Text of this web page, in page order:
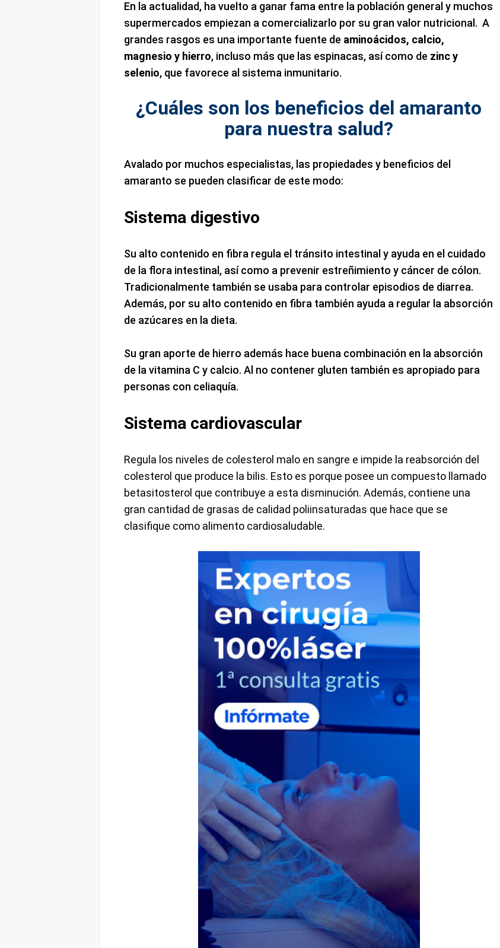
En la actualidad, ha vuelto a ganar fama entre la población general y muchos
supermercados empiezan a comercializarlo por su gran valor nutricional. A
grandes rasgos es una importante fuente de aminoácidos, calcio,
magnesio y hierro, incluso más que las espinacas, así como dezinc y
selenio, que favorece al sistema inmunitario.
¿Cuáles son los beneficios del amaranto
para nuestra salud?
Avalado por muchos especialistas, las propiedades y beneficios del
amaranto se pueden clasificar de este modo:
Sistema digestivo
Su alto contenido en fibra regula el tránsito intestinal y ayuda en el cuidado
de la flora intestinal, así como a prevenir estreñimiento y cáncer de cólon.
Tradicionalmente también se usaba para controlar episodios de diarrea.
Además, por su alto contenido en fibra también ayuda a regular la absorción
de azúcares en la dieta.
Su gran aporte de hierro además hace buena combinación en la absorción
de la vitamina C y calcio. Al no contener gluten también es apropiado para
personas con celiaquía.
Sistema cardiovascular
Regula los niveles de colesterol malo en sangre e impide la reabsorción del
colesterol que produce la bilis. Esto es porque posee un compuesto llamado
betasitosterol que contribuye a esta disminución. Además, contiene una
gran cantidad de grasas de calidad poliinsaturadas que hace que se
clasifique como alimento cardiosaludable.